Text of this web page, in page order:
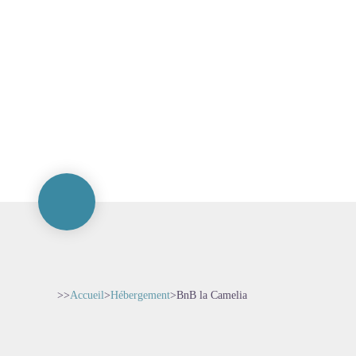
>>Accueil>Hébergement>BnB la Camelia